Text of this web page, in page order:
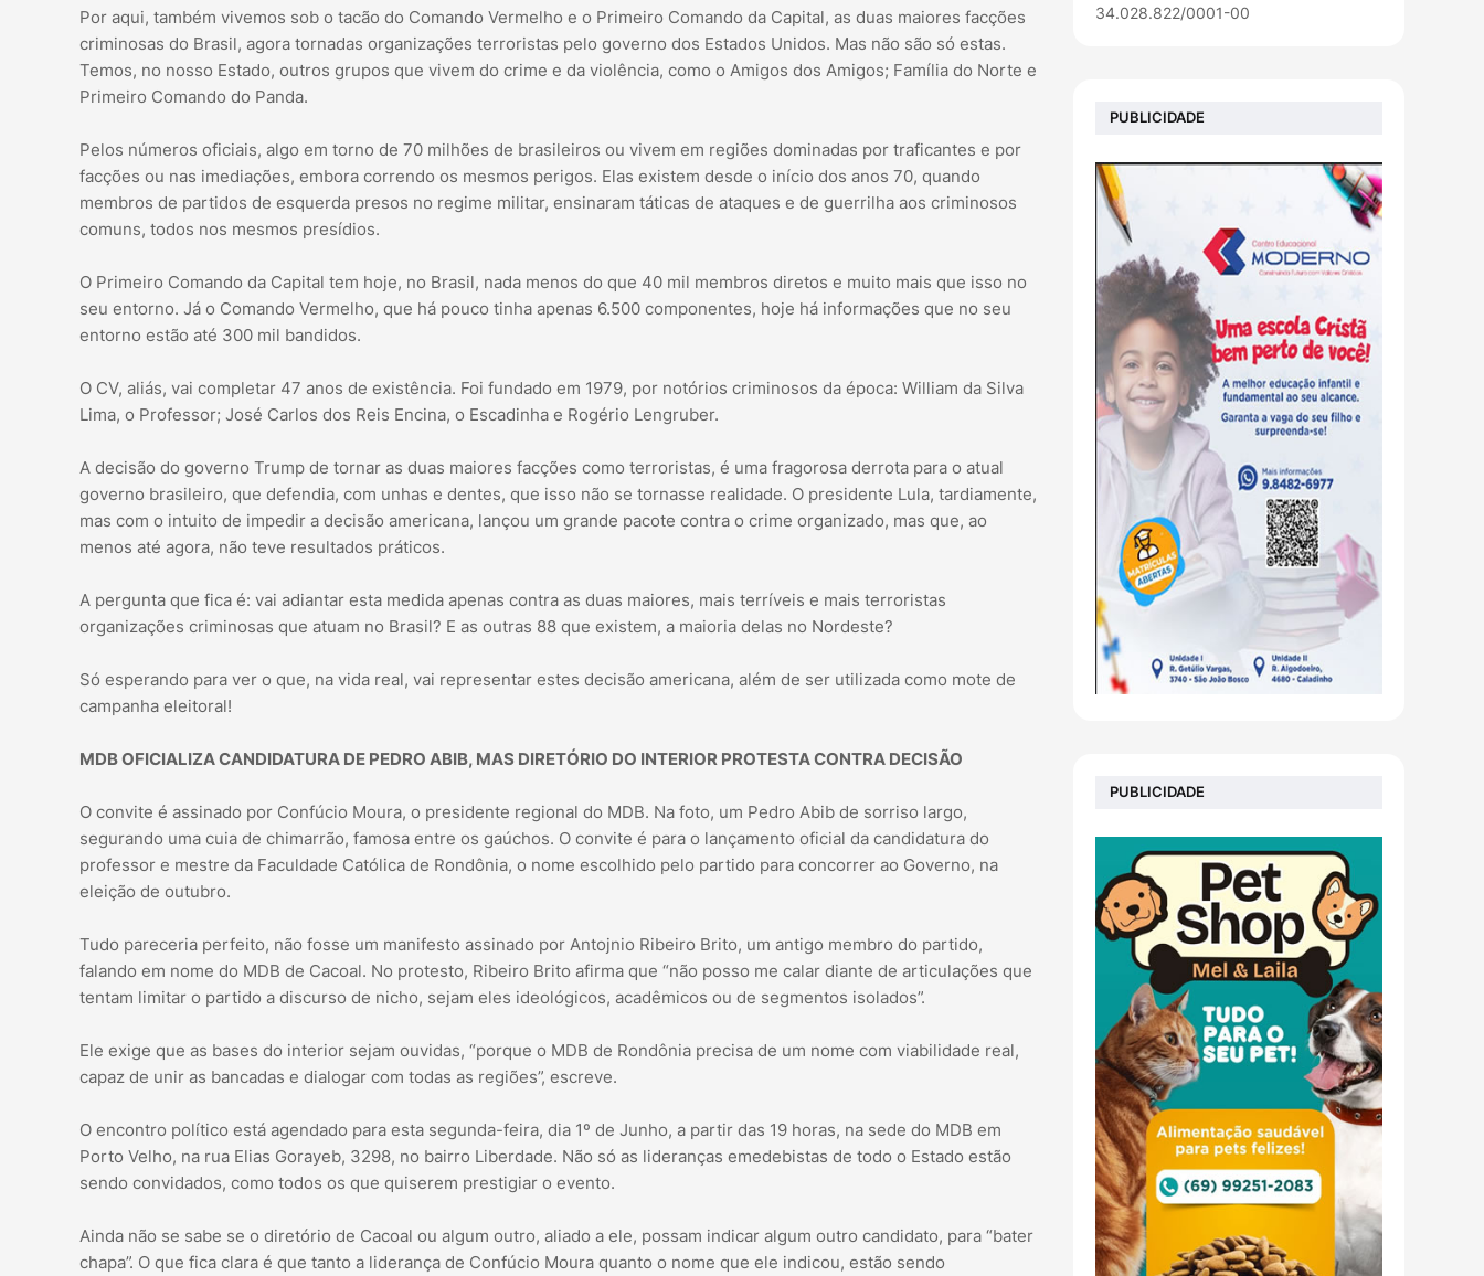
Por aqui, também vivemos sob o tacão do Comando Vermelho e o Primeiro Comando da Capital, as duas maiores facções
criminosas do Brasil, agora tornadas organizações terroristas pelo governo dos Estados Unidos. Mas não são só estas.
Temos, no nosso Estado, outros grupos que vivem do crime e da violência, como o Amigos dos Amigos; Família do Norte e
Primeiro Comando do Panda.
Pelos números oficiais, algo em torno de 70 milhões de brasileiros ou vivem em regiões dominadas por traficantes e por
facções ou nas imediações, embora correndo os mesmos perigos. Elas existem desde o início dos anos 70, quando
membros de partidos de esquerda presos no regime militar, ensinaram táticas de ataques e de guerrilha aos criminosos
comuns, todos nos mesmos presídios.
O Primeiro Comando da Capital tem hoje, no Brasil, nada menos do que 40 mil membros diretos e muito mais que isso no
seu entorno. Já o Comando Vermelho, que há pouco tinha apenas 6.500 componentes, hoje há informações que no seu
entorno estão até 300 mil bandidos.
O CV, aliás, vai completar 47 anos de existência. Foi fundado em 1979, por notórios criminosos da época: William da Silva
Lima, o Professor; José Carlos dos Reis Encina, o Escadinha e Rogério Lengruber.
A decisão do governo Trump de tornar as duas maiores facções como terroristas, é uma fragorosa derrota para o atual
governo brasileiro, que defendia, com unhas e dentes, que isso não se tornasse realidade. O presidente Lula, tardiamente,
mas com o intuito de impedir a decisão americana, lançou um grande pacote contra o crime organizado, mas que, ao
menos até agora, não teve resultados práticos.
A pergunta que fica é: vai adiantar esta medida apenas contra as duas maiores, mais terríveis e mais terroristas
organizações criminosas que atuam no Brasil? E as outras 88 que existem, a maioria delas no Nordeste?
Só esperando para ver o que, na vida real, vai representar estes decisão americana, além de ser utilizada como mote de
campanha eleitoral!
MDB OFICIALIZA CANDIDATURA DE PEDRO ABIB, MAS DIRETÓRIO DO INTERIOR PROTESTA CONTRA DECISÃO
O convite é assinado por Confúcio Moura, o presidente regional do MDB. Na foto, um Pedro Abib de sorriso largo,
segurando uma cuia de chimarrão, famosa entre os gaúchos. O convite é para o lançamento oficial da candidatura do
professor e mestre da Faculdade Católica de Rondônia, o nome escolhido pelo partido para concorrer ao Governo, na
eleição de outubro.
Tudo pareceria perfeito, não fosse um manifesto assinado por Antojnio Ribeiro Brito, um antigo membro do partido,
falando em nome do MDB de Cacoal. No protesto, Ribeiro Brito afirma que “não posso me calar diante de articulações que
tentam limitar o partido a discurso de nicho, sejam eles ideológicos, acadêmicos ou de segmentos isolados”.
Ele exige que as bases do interior sejam ouvidas, “porque o MDB de Rondônia precisa de um nome com viabilidade real,
capaz de unir as bancadas e dialogar com todas as regiões”, escreve.
O encontro político está agendado para esta segunda-feira, dia 1º de Junho, a partir das 19 horas, na sede do MDB em
Porto Velho, na rua Elias Gorayeb, 3298, no bairro Liberdade. Não só as lideranças emedebistas de todo o Estado estão
sendo convidados, como todos os que quiserem prestigiar o evento.
Ainda não se sabe se o diretório de Cacoal ou algum outro, aliado a ele, possam indicar algum outro candidato, para “bater
chapa”. O que fica clara é que tanto a liderança de Confúcio Moura quanto o nome que ele indicou, estão sendo
34.028.822/0001-00
PUBLICIDADE
PUBLICIDADE